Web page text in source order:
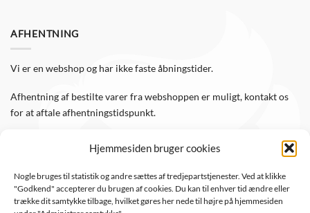
Hjemmesiden bruger cookies
Nogle bruges til statistik og andre sættes af tredjepartstjenester. Ved at klikke
"Godkend" accepterer du brugen af cookies. Du kan til enhver tid ændre eller
trække dit samtykke tilbage, hvilket gøres her nede til højre på hjemmesiden
AFHENTNING
Vi er en webshop og har ikke faste åbningstider.
Afhentning af bestilte varer fra webshoppen er muligt, kontakt os
for at aftale afhentningstidspunkt.
Følg WTS Retro på de sociale medier, så er du altid opdateret.